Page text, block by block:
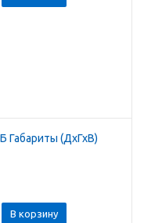
Габариты (ДхГхВ)
В корзину